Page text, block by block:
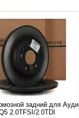
задний для Ауди
2.0TFSI/2.0TDI